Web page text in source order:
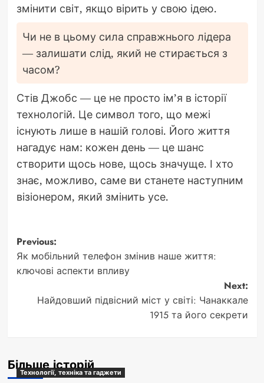
змінити світ, якщо вірить у свою ідею.
Чи не в цьому сила справжнього лідера
— залишати слід, який не стирається з
часом?
Стів Джобс — це не просто ім’я в історії
технологій. Це символ того, що межі
існують лише в нашій голові. Його життя
нагадує нам: кожен день — це шанс
створити щось нове, щось значуще. І хто
знає, можливо, саме ви станете наступним
візіонером, який змінить усе.
Post
navigation
Previous:
Як мобільний телефон змінив наше життя:
ключові аспекти впливу
Next:
Найдовший підвісний міст у світі: Чанаккале
1915 та його секрети
Більше історій
Технології, техніка та гаджети